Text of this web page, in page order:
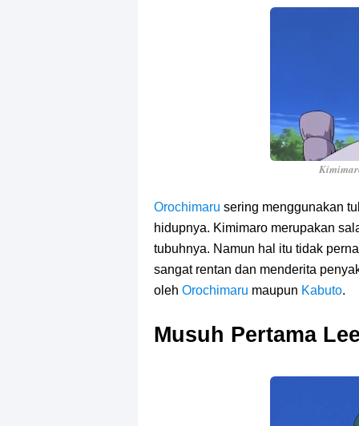
Orochimaru sering menggunakan
hidupnya. Kimimaro merupakan
tubuhnya. Namun hal itu tidak
sangat rentan dan menderita
oleh Orochimaru maupun Kabuto.
Musuh Pertama